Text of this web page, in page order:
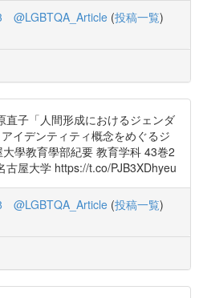
@LGBTQA_Article (投稿一覧)
直子「人間形成におけるジェンダ
イデンティティ概念をめぐるジ
學教育學部紀要 教育学科 43巻2
屋大学 https://t.co/PJB3XDhyeu
@LGBTQA_Article (投稿一覧)